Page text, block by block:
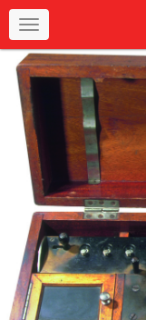
Navigation